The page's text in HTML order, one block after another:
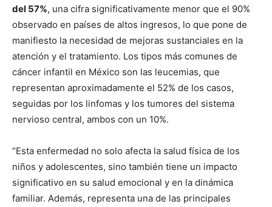
del 57%, una cifra significativamente menor que el 90%
observado en países de altos ingresos, lo que pone de
manifiesto la necesidad de mejoras sustanciales en la
atención y el tratamiento. Los tipos más comunes de
cáncer infantil en México son las leucemias, que
representan aproximadamente el 52% de los casos,
seguidas por los linfomas y los tumores del sistema
nervioso central, ambos con un 10%.
“Esta enfermedad no solo afecta la salud física de los
niños y adolescentes, sino también tiene un impacto
significativo en su salud emocional y en la dinámica
familiar. Además, representa una de las principales